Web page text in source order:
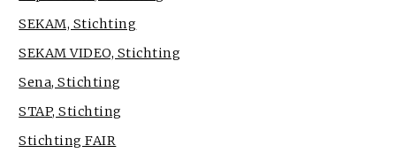
SEKAM, Stichting
SEKAM VIDEO, Stichting
Sena, Stichting
STAP, Stichting
Stichting FAIR